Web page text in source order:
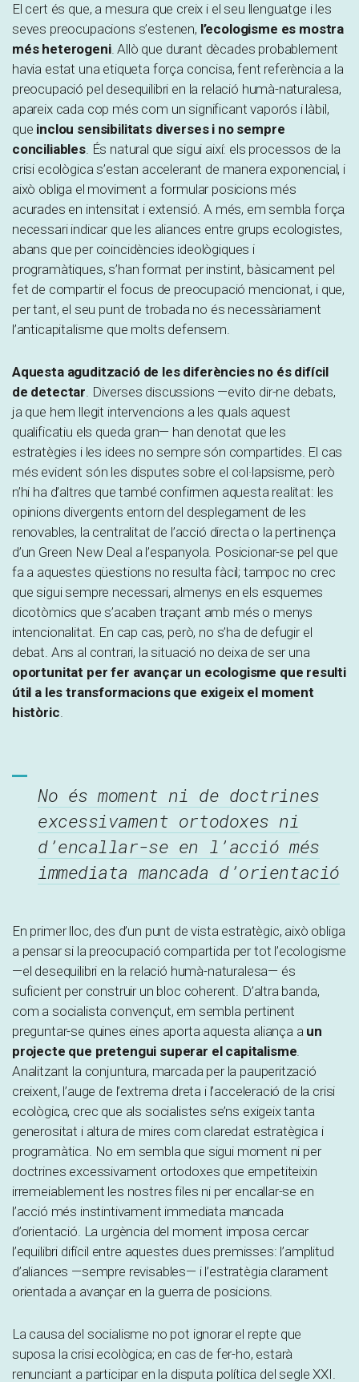
El cert és que, a mesura que creix i el seu llenguatge i les
seves preocupacions s’estenen, l’ecologisme es mostra
més heterogeni. Allò que durant dècades probablement
havia estat una etiqueta força concisa, fent referència a la
preocupació pel desequilibri en la relació humà-naturalesa,
apareix cada cop més com un significant vaporós i làbil,
que inclou sensibilitats diverses i no sempre
conciliables. És natural que sigui així: els processos de la
crisi ecològica s’estan accelerant de manera exponencial, i
això obliga el moviment a formular posicions més
acurades en intensitat i extensió. A més, em sembla força
necessari indicar que les aliances entre grups ecologistes,
abans que per coincidències ideològiques i
programàtiques, s’han format per instint, bàsicament pel
fet de compartir el focus de preocupació mencionat, i que,
per tant, el seu punt de trobada no és necessàriament
l’anticapitalisme que molts defensem.
Aquesta agudització de les diferències no és difícil
de detectar. Diverses discussions —evito dir-ne debats,
ja que hem llegit intervencions a les quals aquest
qualificatiu els queda gran— han denotat que les
estratègies i les idees no sempre són compartides. El cas
més evident són les disputes sobre el col·lapsisme, però
n’hi ha d’altres que també confirmen aquesta realitat: les
opinions divergents entorn del desplegament de les
renovables, la centralitat de l’acció directa o la pertinença
d’un Green New Deal a l’espanyola. Posicionar-se pel que
fa a aquestes qüestions no resulta fàcil; tampoc no crec
que sigui sempre necessari, almenys en els esquemes
dicotòmics que s’acaben traçant amb més o menys
intencionalitat. En cap cas, però, no s’ha de defugir el
debat. Ans al contrari, la situació no deixa de ser una
oportunitat per fer avançar un ecologisme que resulti
útil a les transformacions que exigeix el moment
històric.
No és moment ni de doctrines
excessivament ortodoxes ni
d’encallar-se en l’acció més
immediata mancada d’orientació
En primer lloc, des d’un punt de vista estratègic, això obliga
a pensar si la preocupació compartida per tot l’ecologisme
—el desequilibri en la relació humà-naturalesa— és
suficient per construir un bloc coherent. D’altra banda,
com a socialista convençut, em sembla pertinent
preguntar-se quines eines aporta aquesta aliança a un
projecte que pretengui superar el capitalisme.
Analitzant la conjuntura, marcada per la pauperització
creixent, l’auge de l’extrema dreta i l’acceleració de la crisi
ecològica, crec que als socialistes se’ns exigeix tanta
generositat i altura de mires com claredat estratègica i
programàtica. No em sembla que sigui moment ni per
doctrines excessivament ortodoxes que empetiteixin
irremeiablement les nostres files ni per encallar-se en
l’acció més instintivament immediata mancada
d’orientació. La urgència del moment imposa cercar
l’equilibri difícil entre aquestes dues premisses: l’amplitud
d’aliances —sempre revisables— i l’estratègia clarament
orientada a avançar en la guerra de posicions.
La causa del socialisme no pot ignorar el repte que
suposa la crisi ecològica; en cas de fer-ho, estarà
renunciant a participar en la disputa política del segle XXI.